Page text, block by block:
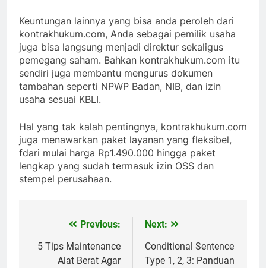
Keuntungan lainnya yang bisa anda peroleh dari
kontrakhukum.com, Anda sebagai pemilik usaha
juga bisa langsung menjadi direktur sekaligus
pemegang saham. Bahkan kontrakhukum.com itu
sendiri juga membantu mengurus dokumen
tambahan seperti NPWP Badan, NIB, dan izin
usaha sesuai KBLI.
Hal yang tak kalah pentingnya, kontrakhukum.com
juga menawarkan paket layanan yang fleksibel,
fdari mulai harga Rp1.490.000 hingga paket
lengkap yang sudah termasuk izin OSS dan
stempel perusahaan.
Navigasi
pos
Previous:
5 Tips Maintenance
Alat Berat Agar
Next:
Conditional Sentence
Type 1, 2, 3: Panduan